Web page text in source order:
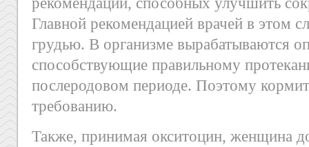
Главной рекомендацией врачей в этом
грудью. В организме вырабатываются
способствующие правильному
послеродовом периоде. Поэтому
требованию.
Также, принимая окситоцин, женщина